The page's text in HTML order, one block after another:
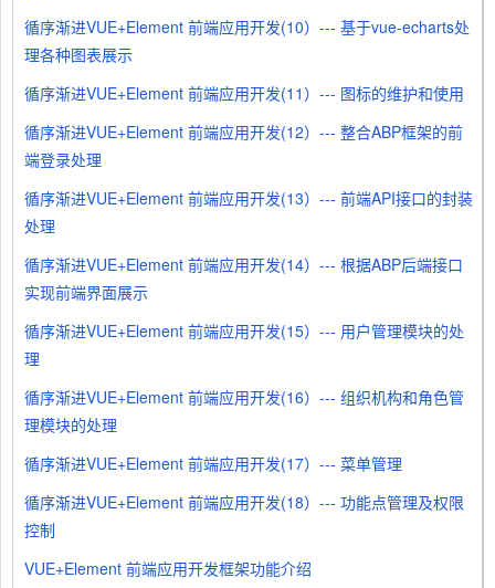
循序渐进VUE+Element 前端应用开发(10）--- 基于vue-echarts处
理各种图表展示
循序渐进VUE+Element 前端应用开发(11）--- 图标的维护和使用
循序渐进VUE+Element 前端应用开发(12）--- 整合ABP框架的前
端登录处理
循序渐进VUE+Element 前端应用开发(13）--- 前端API接口的封装
处理
循序渐进VUE+Element 前端应用开发(14）--- 根据ABP后端接口
实现前端界面展示
循序渐进VUE+Element 前端应用开发(15）--- 用户管理模块的处
理
循序渐进VUE+Element 前端应用开发(16）--- 组织机构和角色管
理模块的处理
循序渐进VUE+Element 前端应用开发(17）--- 菜单管理
循序渐进VUE+Element 前端应用开发(18）--- 功能点管理及权限
控制
VUE+Element 前端应用开发框架功能介绍